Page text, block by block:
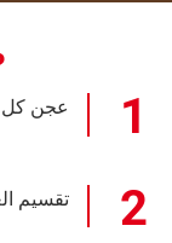
عجن كل
تقسيم العجينة